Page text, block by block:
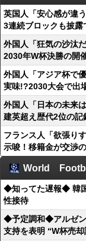
英国人「安心感が違
3連続ブロックも披露
外国人「狂気の沙汰
2030年W杯決勝の開
外国人「アジア杯で
実味!?2030大会で出
外国人「日本の未来
建英超え歴代2位の記
フランス人「欲張り
示唆！移籍金が交渉
World
◆知ってた遅報◆ 韓
性接待
◆予定調和◆アルゼン
支持を表明 “W杯売却